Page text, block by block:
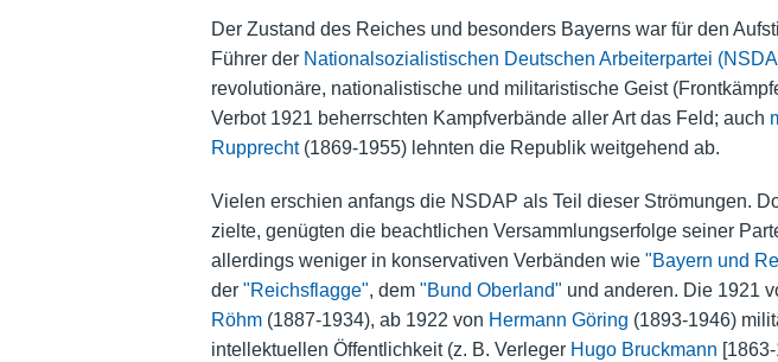
Der Zustand des Reiches und besonders Bayerns war für den
Führer der Nationalsozialistischen Deutschen Arbeiterpartei
revolutionäre, nationalistische und militaristische Geist
Verbot 1921 beherrschten Kampfverbände aller Art das Feld; auch
Rupprecht(1869-1955) lehnten die Republik weitgehend ab.
Vielen erschien anfangs die NSDAP als Teil dieser Strömungen.
zielte, genügten die beachtlichen Versammlungserfolge seiner
allerdings weniger in konservativen Verbänden wie "Bayern und
der "Reichsflagge", dem "Bund Oberland" und anderen. Die 1921
Röhm(1887-1934), ab 1922 von Hermann Göring (1893-1946)
intellektuellen Öffentlichkeit (z. B. Verleger Hugo Bruckmann